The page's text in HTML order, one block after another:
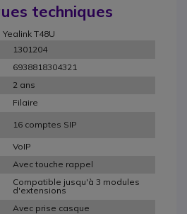
techniques
Yealink T48U
1301204
6938818304321
2 ans
Filaire
16 comptes SIP
VoIP
Avec touche rappel
Compatible jusqu'à 3 modules
d'extensions
Avec prise casque